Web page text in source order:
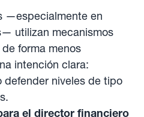
—especialmente en
utilizan mecanismos
forma menos
intención clara:
defender niveles de tipo
el director financiero